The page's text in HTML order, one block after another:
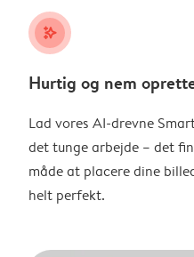
stars_plus
Hurtig og nem
Lad vores AI-drevne
det tunge arbejde – det
måde at placere dine
helt perfekt.